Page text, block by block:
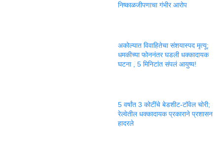
निष्काळजीपणाचा गंभीर आरोप
अकोल्यात विवाहितेचा संशयास्पद मृत्यू;
धमकीच्या फोननंतर घडली धक्कादायक
घटना , 5 मिनिटांत संपलं आयुष्य!
5 वर्षांत 3 कोटींचे बेडशीट-टॉवेल चोरी;
रेल्वेतील धक्कादायक प्रकाराने प्रशासन
हादरले